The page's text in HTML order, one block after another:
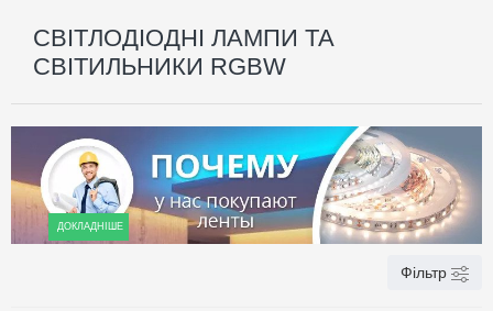
СВІТЛОДІОДНІ ЛАМПИ ТА
СВІТИЛЬНИКИ RGBW
ДОКЛАДНІШЕ
Фільтр